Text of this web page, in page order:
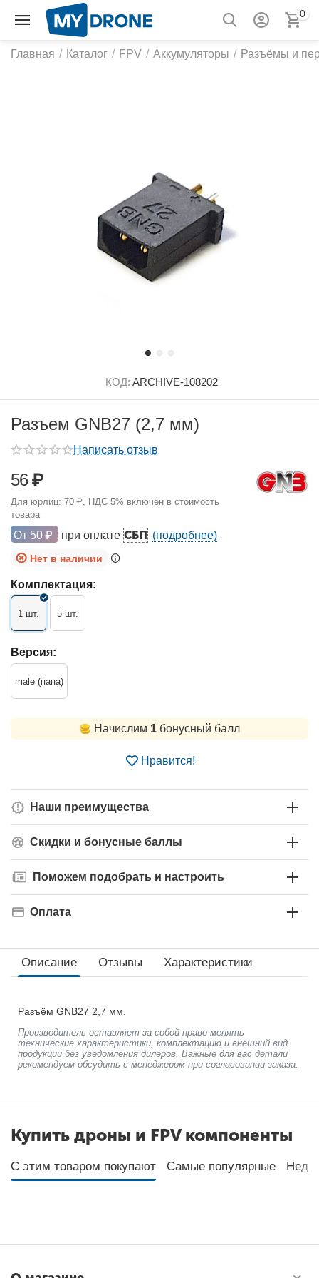
0
Главная / Каталог / FPV / Аккумуляторы / Разъёмы и
КОД: ARCHIVE-108202
Разъем GNB27 (2,7 мм)
Написать отзыв
56₽
Для юрлиц: 70 ₽, НДС 5% включен в стоимость
товара
От 50 ₽ при оплате СБП (подробнее)
Нет в наличии
Комплектация:
1 шт. 5 шт.
Версия:
male (папа)
Начислим 1бонусный балл
Нравится!
Наши преимущества
Скидки и бонусные баллы
Поможем подобрать и настроить
Оплата
Описание Отзывы Характеристики
Разъём GNB27 2,7 мм.
Производитель оставляет за собой право менять
технические характеристики, комплектацию и внешний вид
продукции без уведомления дилеров. Важные для вас детали
рекомендуем обсудить с менеджером при согласовании заказа.
Купить дроны и FPV компоненты
С этим товаром покупают Самые популярные